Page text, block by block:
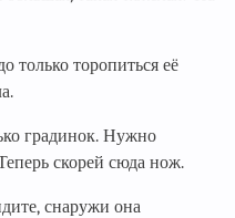
только торопиться её
градинок. Нужно
скорей сюда нож.
снаружи она